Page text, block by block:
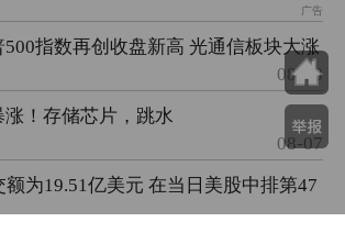
广告
指数再创收盘新高 光通信板块大涨
08-08
！存储芯片，跳水
08-07
额为19.51亿美元 在当日美股中排第47